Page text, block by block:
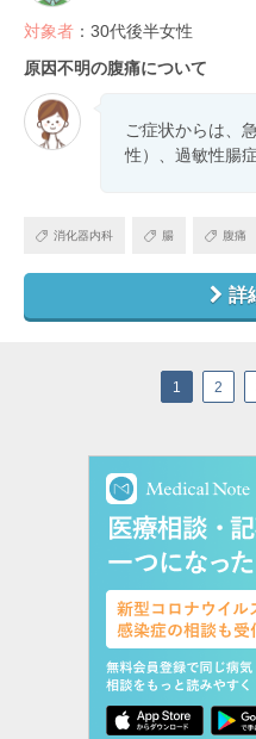
対象者 ：30代後半女性
原因不明の腹痛について
ご症状からは、
性）、過敏性腸
消化器内科 腸 腹痛
詳
1 2